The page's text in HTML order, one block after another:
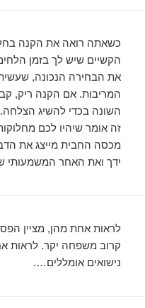
כשאתה רואה את הקנה
הקשיים שיש לך בזמן
את הבחירה הנכונה,
המריבות. אם הקנה ריק,
השונה בכדי להשיג
זה אומר שיהיו לכם
מכסה החבית מייצג את
ידך ואת האחר המשמעותי
לראות אחת מהן, מציין
קרוב משפחה יקר. לראות
נישואים אומללים….